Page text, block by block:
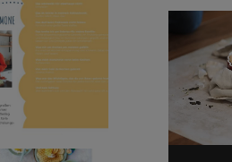
Video-
Player